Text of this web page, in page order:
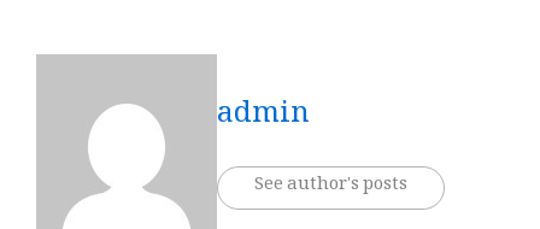
admin
See author's posts